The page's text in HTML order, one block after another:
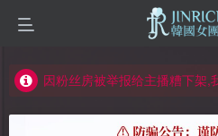
如何获得 Jinricp.net 网站邀请
因粉丝房被举报给主播糟下架,
所有ED2K链接仅支持115网盘/